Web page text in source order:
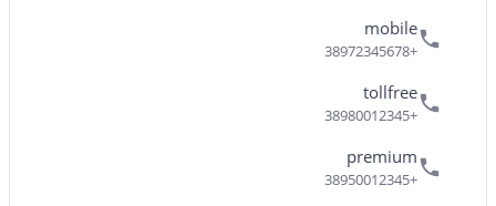
mobile
+38972345678
tollfree
+38980012345
premium
+38950012345